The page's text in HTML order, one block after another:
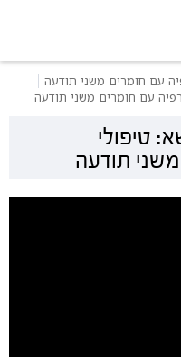
עם חומרים משני תודעה
עם חומרים משני תודעה
טיפולי
תודעה